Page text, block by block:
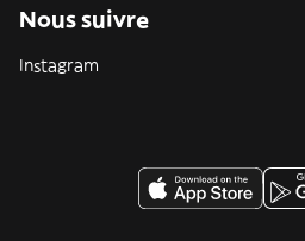
Nous suivre
Instagram